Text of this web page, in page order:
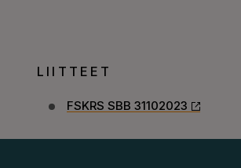
LIITTEET
FSKRS SBB 31102023